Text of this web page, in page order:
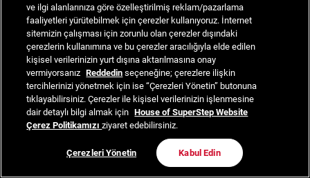
ve ilgi alanlarınıza göre özelleştirilmiş reklam/pazarlama
faaliyetleri yürütebilmek için çerezler kullanıyoruz. İnternet
sitemizin çalışması için zorunlu olan çerezler dışındaki
çerezlerin kullanımına ve bu çerezler aracılığıyla elde edilen
kişisel verilerinizin yurt dışına aktarılmasına onay
vermiyorsanız Reddedin seçeneğine; çerezlere ilişkin
tercihlerinizi yönetmek için ise “Çerezleri Yönetin” butonuna
tıklayabilirsiniz. Çerezler ile kişisel verilerinizin işlenmesine
dair detaylı bilgi almak için House of SuperStep Website
Çerez Politikamızıziyaret edebilirsiniz.
Çerezleri Yönetin Kabul Edin